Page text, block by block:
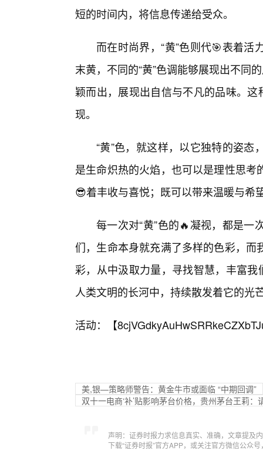
短的时间内，将信息传递给受众。
而在时尚界，“黄”色则代🎯表着
末黄，不同的“黄”色调能够展现出不同
颖而出，展现出自信与不凡的品味。
现。
“黄”色，就这样，以它独特的姿
是生命炽热的火焰，也可以是理性思
😎着丰收与喜悦；既可以带来温暖与希
每一次对“黄”色的🔥凝视，都是
们，生命本身就充满了多样的色彩，
彩，从中汲取力量，寻找智慧，丰富
人类文明的长河中，持续散发着它的光
活动：【
美,银—策略师警告：黄金牛市或面临 “中期回调”
双十一电商‘补’贴影响茅台价格，贵州茅台王莉
声明：证券时报力求信息真实、准确，文章提及
下载“证券时报”官方APP，或关注官方微信公众